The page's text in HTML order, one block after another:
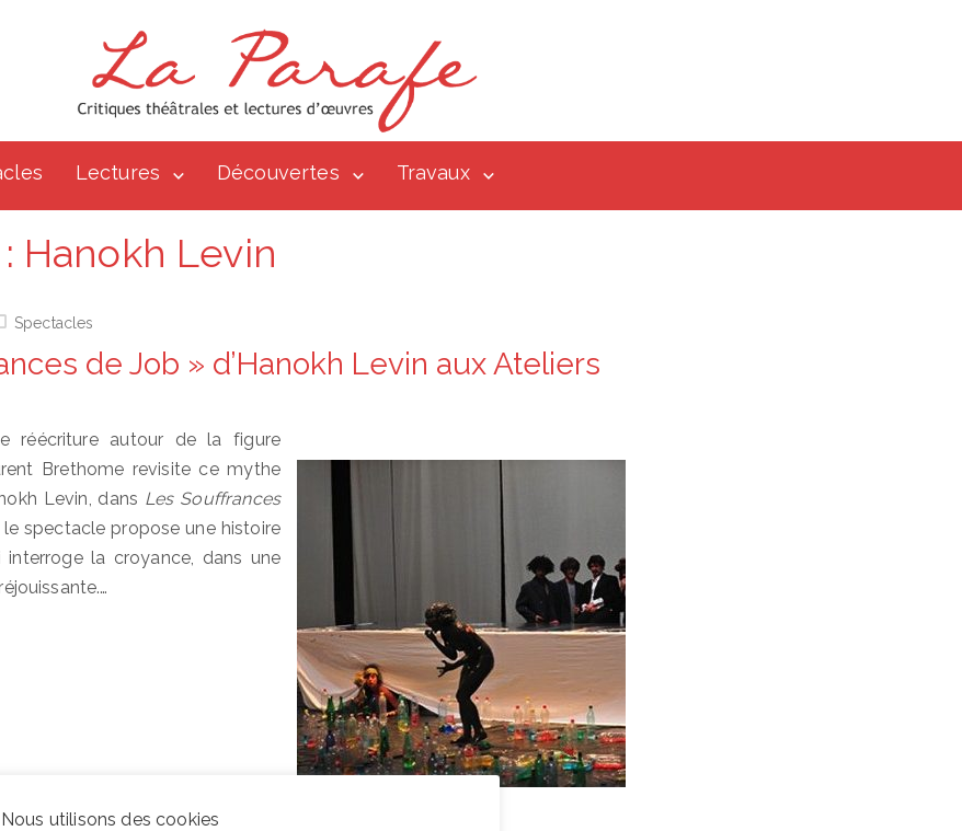
Lectures Découvertes Travaux
Hanokh Levin
Spectacles
de Job » d’Hanokh Levin aux Ateliers
réécriture autour de la figure
Brethome revisite ce mythe
Levin, dans Les Souffrances
le spectacle propose une histoire
la croyance, dans une
Nous utilisons des cookies